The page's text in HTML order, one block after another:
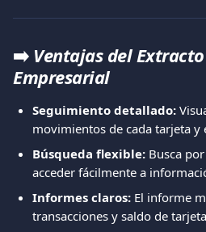
➡️ Ventajas del
Empresarial
Seguimiento detallado:
movimientos de cada tarjeta y
Búsqueda flexible: Busca
acceder fácilmente a
Informes claros: El informe
transacciones y saldo de